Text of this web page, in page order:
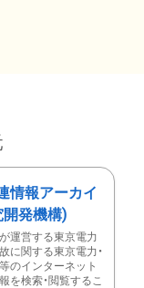
情報アーカイ
発機構)
運営する東京電力
に関する東京電力・
のインターネット
を検索・閲覧するこ